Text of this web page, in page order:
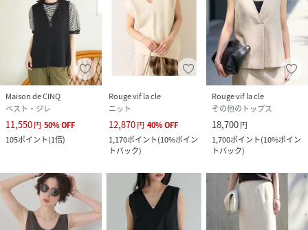
実際の商品と仕様、加工が若干異なる場合があります。
※サイズ表記はあくまで目安となります。
※その他の予約商品、通常商品との同時決済はできません。
※入荷状況により、お届け予定が前後する場合があります。
※お客様への発送が店頭販売より遅れる場合もあります。
※追加生産商品は、一部の店舗、通販で販売中の場合がござ
います。予めご了承下さい。
※商品を使用前に、タグ等に記載されている「取り扱い上の
注意書き」
「洗濯表示」を必ずご確認ください。
しても発送いたします。
あらかじめご了承ください。
Maison de CINQ
ベスト・ジレ
11,550円 50%OFF
105ポイント(1倍)
Rouge vif la cle
ニット
12,870円 40%OFF
1,170ポイント(10%ポイン
トバック)
Rouge vif la cle
その他のトップス
18,700円
1,700ポイント(10%ポイン
トバック)